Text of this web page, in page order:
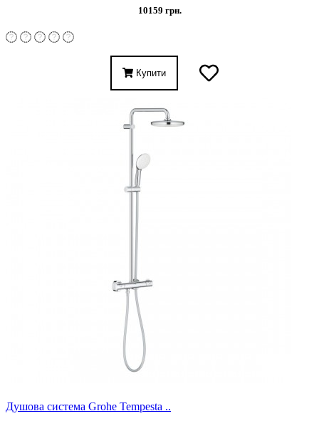
10159 грн.
Купити
Душова система Grohe Tempesta ..